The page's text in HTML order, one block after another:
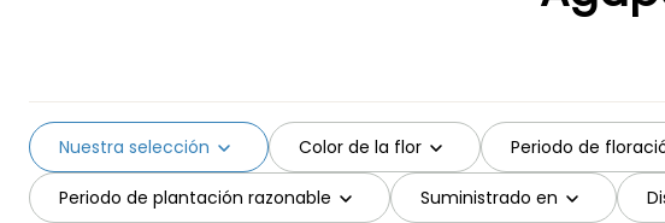
Color de la flor Periodo de
Periodo de plantación razonable Suministrado en
Nuestra selección